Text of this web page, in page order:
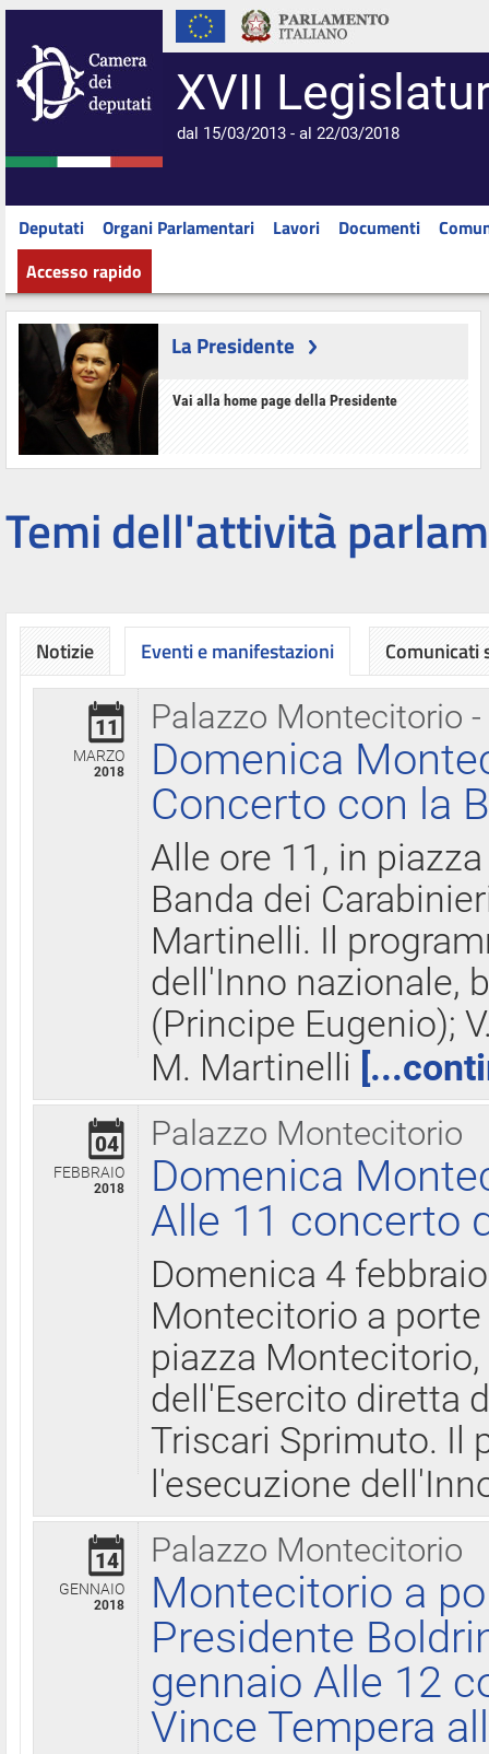
XVII
dal 15/03/2013 - al 22/03/2018
Deputati Organi Parlamentari Lavori Documenti
Accesso rapido
La Presidente
Vai alla home page della Presidente
Temi dell'attività
Notizie Eventi e manifestazioni
Palazzo Montecitorio
11
MARZO
2018
Domenica
Concerto con la
Alle ore 11, in
Banda dei
Martinelli. Il
dell'Inno nazionale,
(Principe Eugenio);
M. Martinelli
Palazzo Montecitorio
04
FEBBRAIO
2018
Domenica
Alle 11 concerto
Domenica 4
Montecitorio a
piazza
dell'Esercito diretta
Triscari Sprimuto. Il
l'esecuzione
Palazzo Montecitorio
14
GENNAIO
2018
Montecitorio a
Presidente
gennaio Alle 12
Vince Tempera
Comunicati